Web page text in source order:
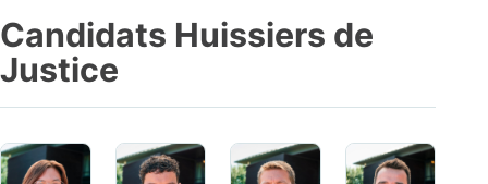
Candidats Huissiers de
Justice